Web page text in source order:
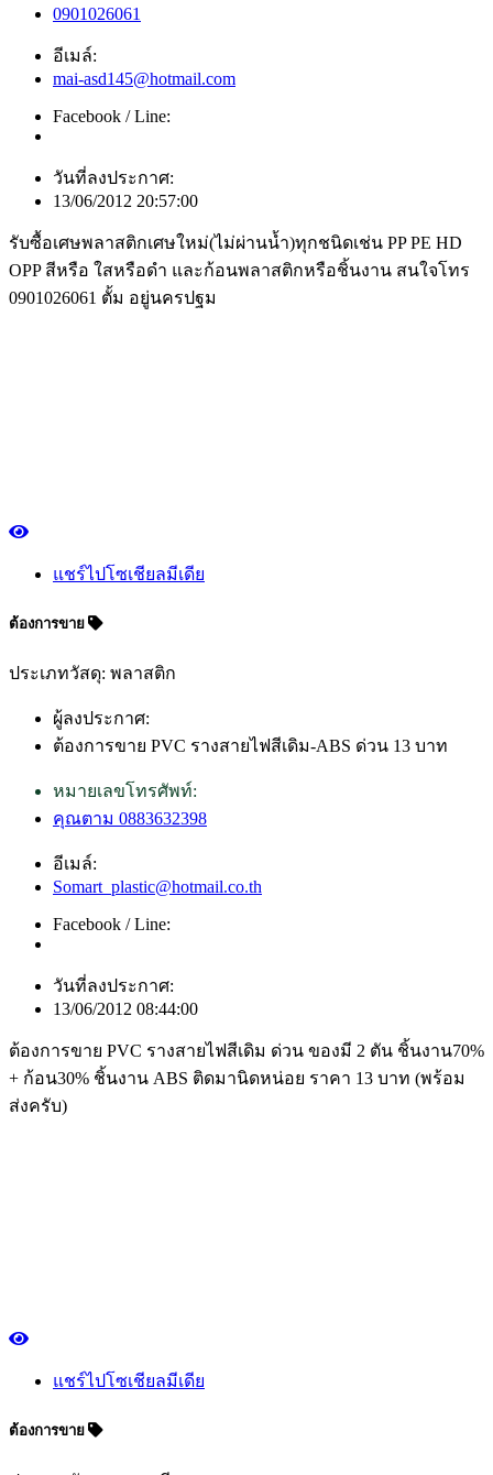
0901026061
อีเมล์:
mai-asd145@hotmail.com
Facebook / Line:
วันที่ลงประกาศ:
13/06/2012 20:57:00
รับซื้อเศษพลาสติกเศษใหม่(ไม่ผ่านน้ำ)ทุกชนิดเช่น PP PE HD
OPP สีหรือ ใสหรือดำ และก้อนพลาสติกหรือชิ้นงาน สนใจโทร
0901026061 ตั้ม อยู่นครปฐม
แชร์ไปโซเชียลมีเดีย
ต้องการขาย
ประเภทวัสดุ: พลาสติก
ผู้ลงประกาศ:
ต้องการขาย PVC รางสายไฟสีเดิม-ABS ด่วน 13 บาท
หมายเลขโทรศัพท์:
คุณตาม 0883632398
อีเมล์:
Somart_plastic@hotmail.co.th
Facebook / Line:
วันที่ลงประกาศ:
13/06/2012 08:44:00
ต้องการขาย PVC รางสายไฟสีเดิม ด่วน ของมี 2 ตัน ชิ้นงาน70%
+ ก้อน30% ชิ้นงาน ABS ติดมานิดหน่อย ราคา 13 บาท (พร้อม
ส่งครับ)
แชร์ไปโซเชียลมีเดีย
ต้องการขาย